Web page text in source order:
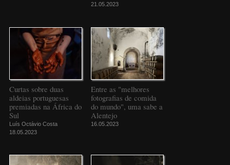
21.05.2023
Curtas sobre duas
aldeias portuguesas
premiadas na África do
Sul
Luís Octávio Costa
18.05.2023
Entre as "melhores
fotografias de comida
do mundo", uma sabe a
Alentejo
16.05.2023